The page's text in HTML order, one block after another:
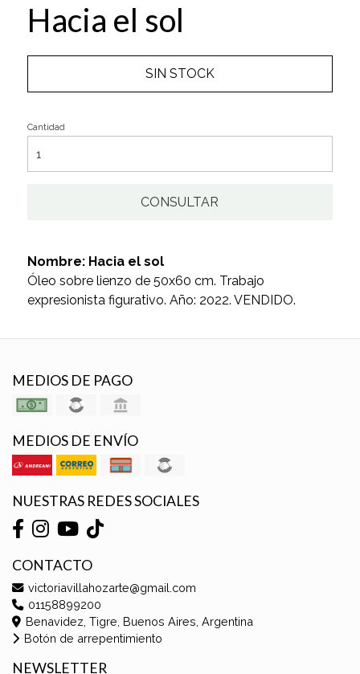
Hacia el sol
SIN STOCK
Cantidad
CONSULTAR
Nombre: Hacia el sol
Óleo sobre lienzo de 50x60 cm. Trabajo
expresionista figurativo. Año: 2022. VENDIDO.
MEDIOS DE PAGO
MEDIOS DE ENVÍO
NUESTRAS REDES SOCIALES
CONTACTO
victoriavillahozarte@gmail.com
01158899200
Benavidez, Tigre, Buenos Aires, Argentina
Botón de arrepentimiento
NEWSLETTER